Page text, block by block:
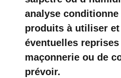
analyse
produits à utiliser
éventuelles reprises
maçonnerie ou de
prévoir.